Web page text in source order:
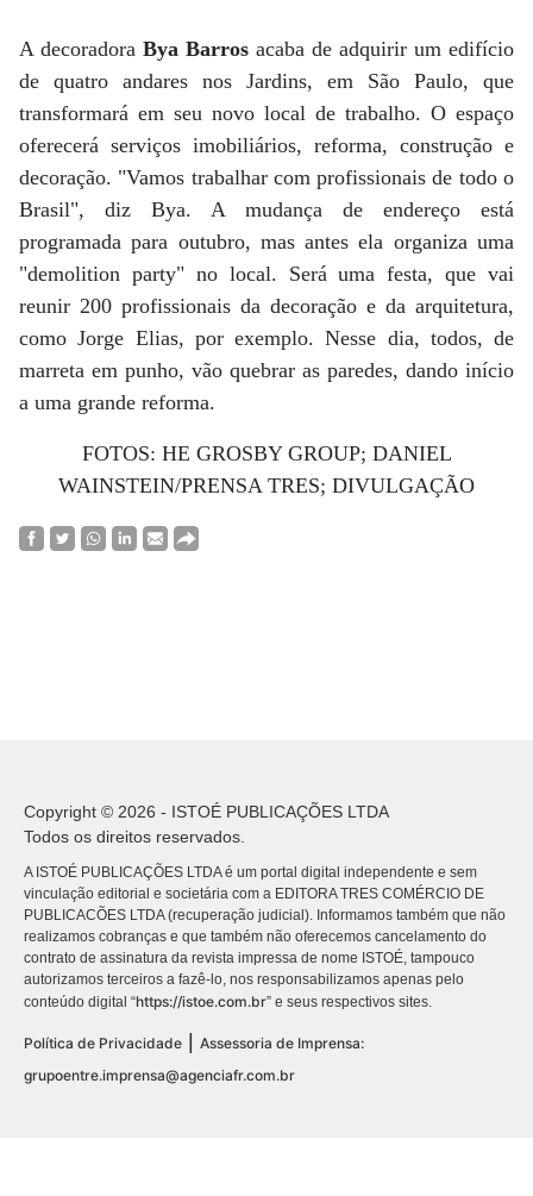
A decoradora Bya Barros acaba de adquirir um edifício
de quatro andares nos Jardins, em São Paulo, que
transformará em seu novo local de trabalho. O espaço
oferecerá serviços imobiliários, reforma, construção e
decoração. "Vamos trabalhar com profissionais de todo o
Brasil", diz Bya. A mudança de endereço está
programada para outubro, mas antes ela organiza uma
"demolition party" no local. Será uma festa, que vai
reunir 200 profissionais da decoração e da arquitetura,
como Jorge Elias, por exemplo. Nesse dia, todos, de
marreta em punho, vão quebrar as paredes, dando início
a uma grande reforma.
FOTOS: HE GROSBY GROUP; DANIEL
WAINSTEIN/PRENSA TRES; DIVULGAÇÃO
Copyright © 2026 - ISTOÉ PUBLICAÇÕES LTDA
Todos os direitos reservados.
A ISTOÉ PUBLICAÇÕES LTDA é um portal digital independente e sem
vinculação editorial e societária com a EDITORA TRES COMÉRCIO DE
PUBLICACÕES LTDA (recuperação judicial). Informamos também que não
realizamos cobranças e que também não oferecemos cancelamento do
contrato de assinatura da revista impressa de nome ISTOÉ, tampouco
autorizamos terceiros a fazê-lo, nos responsabilizamos apenas pelo
conteúdo digital “https://istoe.com.br” e seus respectivos sites.
Política de Privacidade
Assessoria de Imprensa:
grupoentre.imprensa@agenciafr.com.br